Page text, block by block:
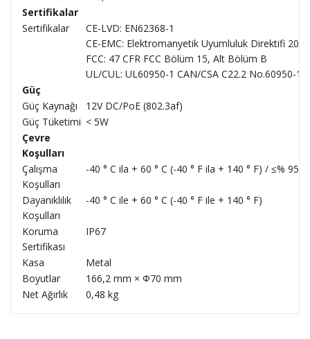
Sertifikalar
Sertifikalar
CE-LVD: EN62368-1
CE-EMC: Elektromanyetik Uyumluluk Direktifi
FCC: 47 CFR FCC Bölüm 15, Alt Bölüm B
UL/CUL: UL60950-1 CAN/CSA C22.2 No.60950-1-
Güç
Güç Kaynağı
12V DC/PoE (802.3af)
Güç Tüketimi < 5W
Çevre
Koşulları
Çalışma
Koşulları
-40 ° C ila + 60 ° C (-40 ° F ila + 140 ° F) / ≤%
Dayanıklılık
Koşulları
-40 ° C ile + 60 ° C (-40 ° F ile + 140 ° F)
Koruma
Sertifikası
IP67
Kasa
Metal
Boyutlar
166,2 mm × Φ70 mm
Net Ağırlık
0,48 kg